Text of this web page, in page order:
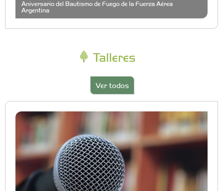
Aniversario del Bautismo de Fuego de la Fuerza Aérea
Argentina
Talleres
Ver todos